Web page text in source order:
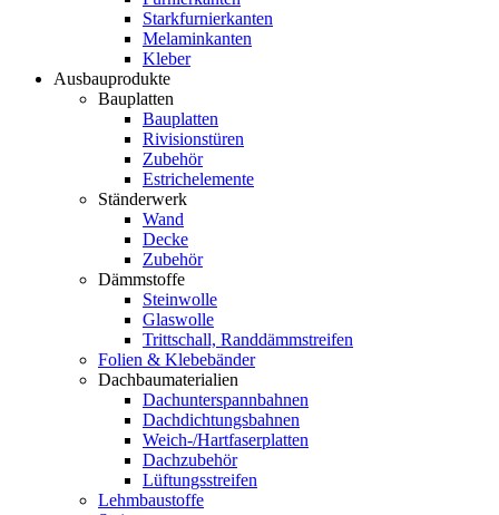
Starkfurnierkanten
Melaminkanten
Kleber
Ausbauprodukte
Bauplatten
Bauplatten
Rivisionstüren
Zubehör
Estrichelemente
Ständerwerk
Wand
Decke
Zubehör
Dämmstoffe
Steinwolle
Glaswolle
Trittschall, Randdämmstreifen
Folien & Klebebänder
Dachbaumaterialien
Dachunterspannbahnen
Dachdichtungsbahnen
Weich-/Hartfaserplatten
Dachzubehör
Lüftungsstreifen
Lehmbaustoffe